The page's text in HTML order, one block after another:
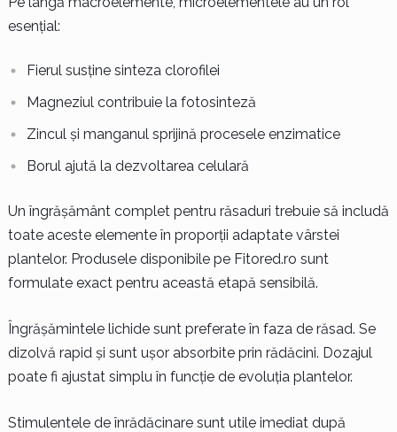
esențial:
Fierul susține sinteza clorofilei
Magneziul contribuie la fotosinteză
Zincul și manganul sprijină procesele enzimatice
Borul ajută la dezvoltarea celulară
Un îngrășământ complet pentru răsaduri trebuie să includă
toate aceste elemente în proporții adaptate vârstei
plantelor. Produsele disponibile pe Fitored.ro sunt
formulate exact pentru această etapă sensibilă.
Îngrășămintele lichide sunt preferate în faza de răsad. Se
dizolvă rapid și sunt ușor absorbite prin rădăcini. Dozajul
poate fi ajustat simplu în funcție de evoluția plantelor.
Stimulentele de înrădăcinare sunt utile imediat după